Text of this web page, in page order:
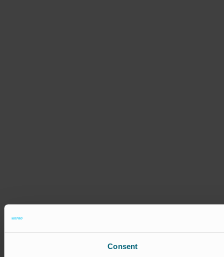
Consent